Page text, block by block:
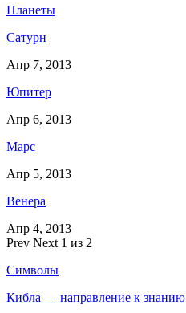
Планеты
Сатурн
Апр 7, 2013
Юпитер
Апр 6, 2013
Марс
Апр 5, 2013
Венера
Апр 4, 2013
Prev Next 1 из 2
Символы
Кибла — направление к знанию